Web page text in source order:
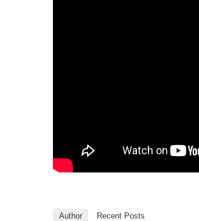
Author Recent Posts